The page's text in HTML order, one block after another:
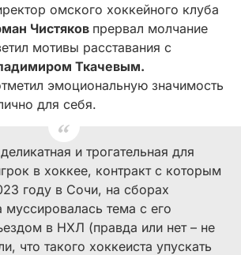
омского хоккейного клуба
Чистяков прервал молчание
мотивы расставания с
Ткачевым.
эмоциональную значимость
для себя.
и трогательная для
в хоккее, контракт с которым
году в Сочи, на сборах
тема с его
в НХЛ (правда или нет – не
что такого хоккеиста упускать